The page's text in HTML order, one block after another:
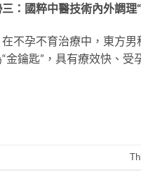
：國粹中醫技術內外調理
孕不育治療中，東方男
金鑰匙”，具有療效快、